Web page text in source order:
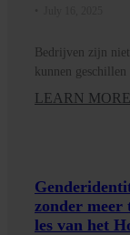
Bedrijven zijn
kunnen
LEARN MORE
zonder meer
les van het